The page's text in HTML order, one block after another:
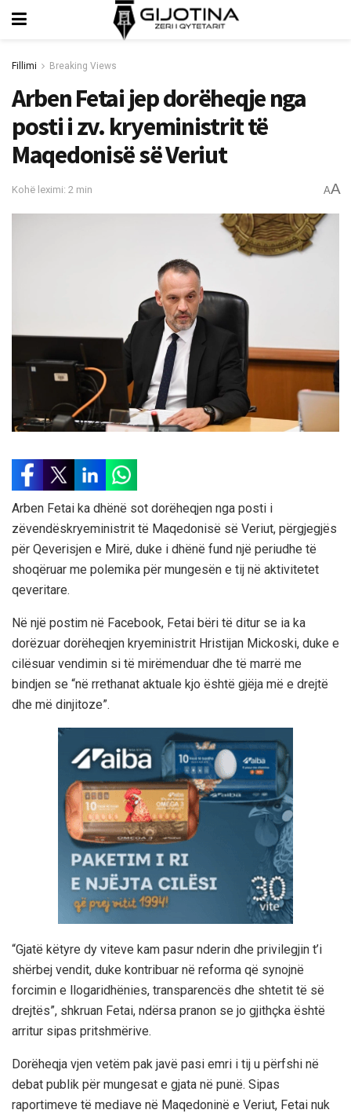
Fillimi Breaking Views
Arben Fetai jep dorëheqje nga
posti i zv. kryeministrit të
Maqedonisë së Veriut
Kohë leximi: 2 min AA
Arben Fetai ka dhënë sot dorëheqjen nga posti i
zëvendëskryeministrit të Maqedonisë së Veriut, përgjegjës
për Qeverisjen e Mirë, duke i dhënë fund një periudhe të
shoqëruar me polemika për mungesën e tij në aktivitetet
qeveritare.
Në një postim në Facebook, Fetai bëri të ditur se ia ka
dorëzuar dorëheqjen kryeministrit Hristijan Mickoski, duke e
cilësuar vendimin si të mirëmenduar dhe të marrë me
bindjen se “në rrethanat aktuale kjo është gjëja më e drejtë
dhe më dinjitoze”.
“Gjatë këtyre dy viteve kam pasur nderin dhe privilegjin t’i
shërbej vendit, duke kontribuar në reforma që synojnë
forcimin e llogaridhënies, transparencës dhe shtetit të së
drejtës”, shkruan Fetai, ndërsa pranon se jo gjithçka është
arritur sipas pritshmërive.
Dorëheqja vjen vetëm pak javë pasi emri i tij u përfshi në
debat publik për mungesat e gjata në punë. Sipas
raportimeve të mediave në Maqedoninë e Veriut, Fetai nuk